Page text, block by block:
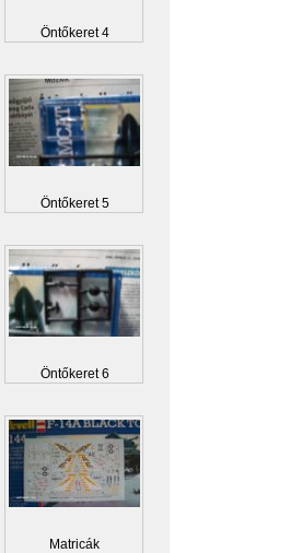
Öntőkeret 4
Öntőkeret 5
Öntőkeret 6
Matricák